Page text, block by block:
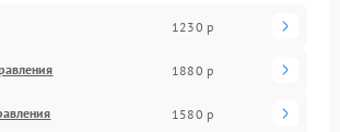
1230 р
1880 р
1580 р